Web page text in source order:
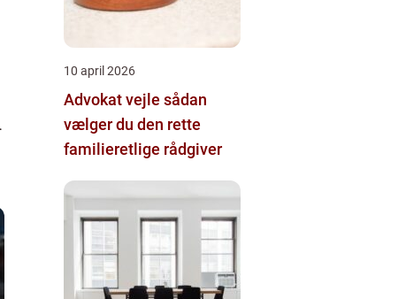
10 april 2026
Advokat vejle sådan
vælger du den rette
familieretlige rådgiver